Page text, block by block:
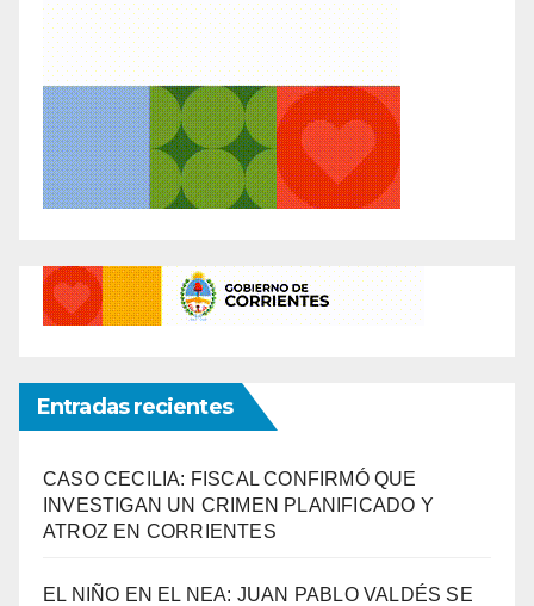
Entradas recientes
CASO CECILIA: FISCAL CONFIRMÓ QUE
INVESTIGAN UN CRIMEN PLANIFICADO Y
ATROZ EN CORRIENTES
EL NIÑO EN EL NEA: JUAN PABLO VALDÉS SE